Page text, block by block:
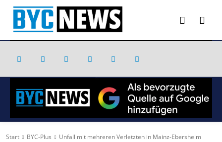
Start BYC-Plus Unfall mit mehreren Verletzten in Mainz-Ebersheim